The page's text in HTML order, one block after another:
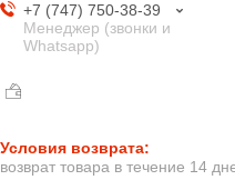
+7 (747) 750-38-39
Менеджер (звонки и
Whatsapp)
возврат товара в течение 14